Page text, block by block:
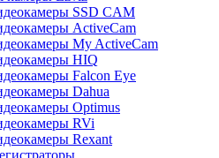
SSD CAM
ActiveCam
My ActiveCam
HIQ
Falcon Eye
Dahua
Optimus
RVi
Rexant